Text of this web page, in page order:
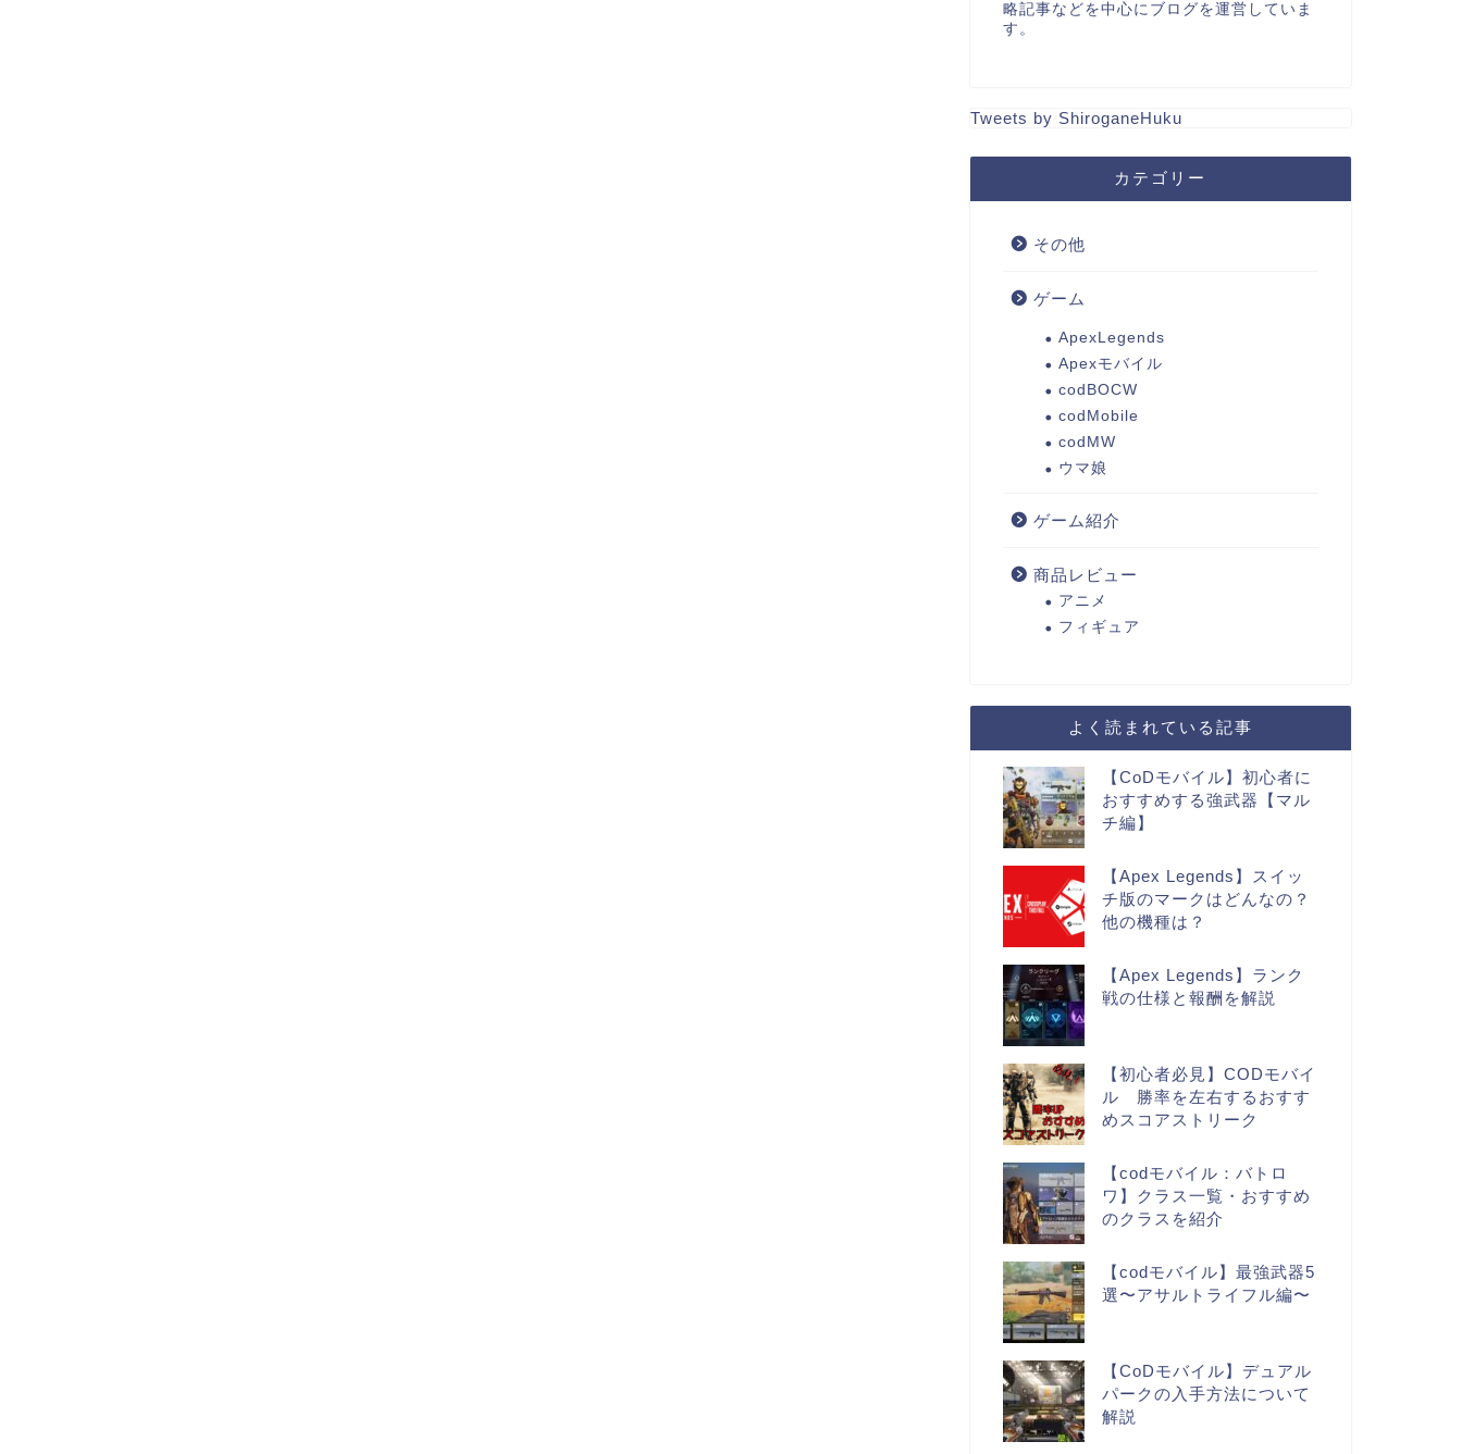
略記事などを中心にブログを運営していま
す。
Tweets by ShiroganeHuku
カテゴリー
その他
ゲーム
ApexLegends
Apexモバイル
codBOCW
codMobile
codMW
ウマ娘
ゲーム紹介
商品レビュー
アニメ
フィギュア
よく読まれている記事
【CoDモバイル】初心者に
おすすめする強武器【マル
チ編】
【Apex Legends】スイッ
チ版のマークはどんなの？
他の機種は？
【Apex Legends】ランク
戦の仕様と報酬を解説
【初心者必見】CODモバイ
ル 勝率を左右するおすす
めスコアストリーク
【codモバイル：バトロ
ワ】クラス一覧・おすすめ
のクラスを紹介
【codモバイル】最強武器5
選〜アサルトライフル編〜
【CoDモバイル】デュアル
パークの入手方法について
解説